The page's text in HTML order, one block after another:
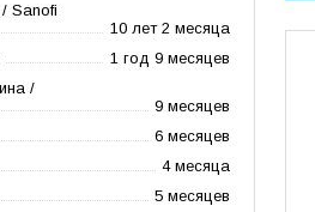
Sanofi
10 лет 2 месяца
1 год 9 месяцев
/
9 месяцев
6 месяцев
4 месяца
5 месяцев